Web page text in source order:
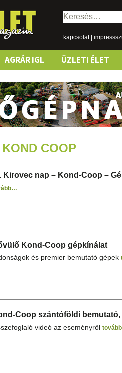
Keresés:
kapcsolat|
AGRÁR IGL ÜZLETI ÉLET
COOP
Kirovec nap – Kond-Coop –
Kond-Coop gépkínálat
és premier bemutató gépek
Coop szántóföldi bemutató,
videó az eseményről